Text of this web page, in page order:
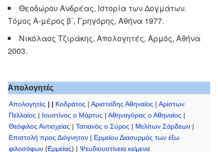
Θεοδώρου Ανδρέας, Ιστορία των Δογμάτων.
Τόμος Α-μέρος β΄, Γρηγόρης, Αθήνα 1977.
Νικόλαος Τζιράκης, Απολογητές, Αρμός, Αθήνα
2003.
Απολογητές
Απολογητές | | Κοδράτος | Αριστείδης Αθηναίος | Αρίστων
Πελλαίος | Ιουστίνος ο Μάρτυς | Αθηναγόρας ο Αθηναίος |
Θεόφιλος Αντιοχείας | Τατιανός ο Σύρος | Μελίτων Σάρδεων |
Επιστολή προς Διόγνητον | Ερμείου Διασυρμός των έξω
φιλοσόφων (Ερμείας) | Ψευδιουστίνεια κείμενα